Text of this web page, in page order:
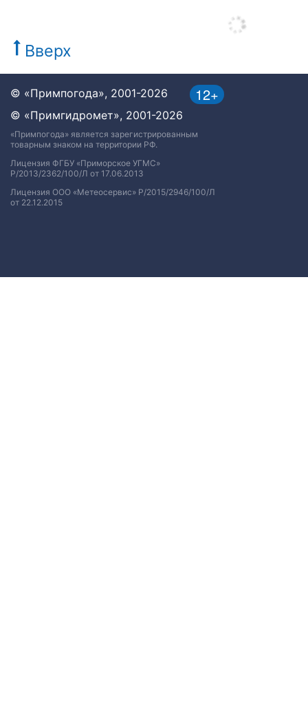
Вверх
12+
© «Примпогода», 2001-2026
© «Примгидромет», 2001-2026
«Примпогода» является зарегистрированным
товарным знаком на территории РФ.
Лицензия ФГБУ «Приморское УГМС»
Р/2013/2362/100/Л от 17.06.2013
Лицензия ООО «Метеосервис» Р/2015/2946/100/Л
от 22.12.2015